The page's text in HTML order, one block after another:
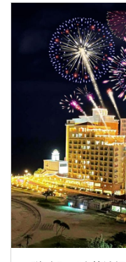
★9/30前報名第2人
★小年夜出發.媽媽